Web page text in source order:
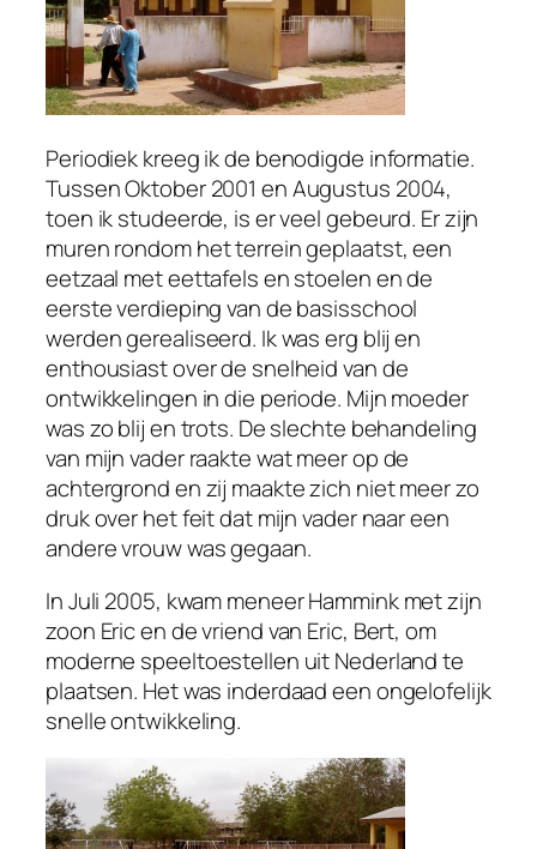
Periodiek kreeg ik de benodigde informatie.
Tussen Oktober 2001 en Augustus 2004,
toen ik studeerde, is er veel gebeurd. Er zijn
muren rondom het terrein geplaatst, een
eetzaal met eettafels en stoelen en de
eerste verdieping van de basisschool
werden gerealiseerd. Ik was erg blij en
enthousiast over de snelheid van de
ontwikkelingen in die periode. Mijn moeder
was zo blij en trots. De slechte behandeling
van mijn vader raakte wat meer op de
achtergrond en zij maakte zich niet meer zo
druk over het feit dat mijn vader naar een
andere vrouw was gegaan.
In Juli 2005, kwam meneer Hammink met zijn
zoon Eric en de vriend van Eric, Bert, om
moderne speeltoestellen uit Nederland te
plaatsen. Het was inderdaad een ongelofelijk
snelle ontwikkeling.